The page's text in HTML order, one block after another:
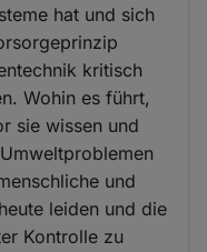
hat und sich
kritisch
Wohin es führt,
sie wissen und
und
leiden und die
Kontrolle zu